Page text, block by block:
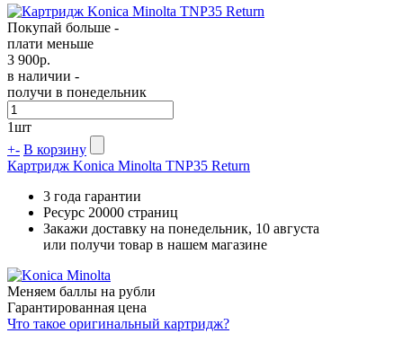
Покупай больше -
плати меньше
3 900р.
в наличии -
получи в понедельник
1шт
+- В корзину
Картридж Konica Minolta TNP35 Return
3 года гарантии
Ресурс 20000 страниц
Закажи доставку на понедельник, 10 августа
или получи товар в нашем магазине
Меняем баллы на рубли
Гарантированная цена
Что такое оригинальный картридж?